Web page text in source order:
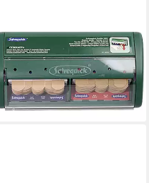
1009070 Pflasterspender (L
x B x H) 220 x 115 x 52 mm
inkl. W
ab 24,98 €
lieferbar - in 3-4 Werktagen bei dir